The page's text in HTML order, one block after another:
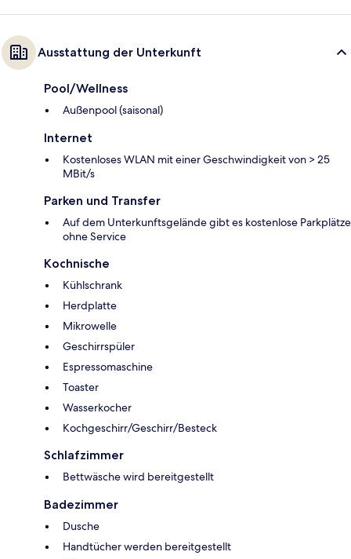
Ausstattung der Unterkunft
Pool/Wellness
Außenpool (saisonal)
Internet
Kostenloses WLAN mit einer Geschwindigkeit von > 25
MBit/s
Parken und Transfer
Auf dem Unterkunftsgelände gibt es kostenlose Parkplätze
ohne Service
Kochnische
Kühlschrank
Herdplatte
Mikrowelle
Geschirrspüler
Espressomaschine
Toaster
Wasserkocher
Kochgeschirr/Geschirr/Besteck
Schlafzimmer
Bettwäsche wird bereitgestellt
Badezimmer
Dusche
Handtücher werden bereitgestellt